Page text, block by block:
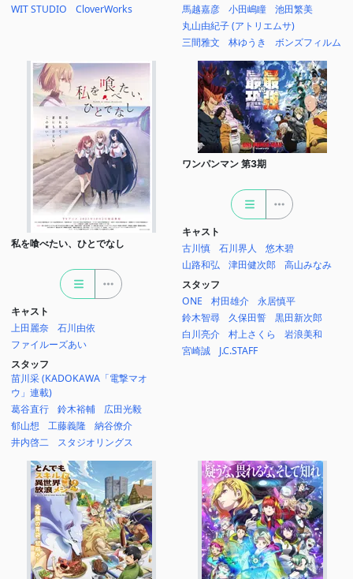
WIT STUDIO
CloverWorks
馬越嘉彦
小田嶋瞳
池田繁美
丸山由紀子 (アトリエムサ)
三間雅文
林ゆうき ボンズフィルム
私を喰べたい、ひとでなし
キャスト
上田麗奈
石川由依
ファイルーズあい
スタッフ
苗川采 (KADOKAWA「電撃マオ
ウ」連載)
葛谷直行
鈴木裕輔
広田光毅
郁山想
工藤義隆
納谷僚介
井内啓二
スタジオリングス
ワンパンマン 第3期
キャスト
古川慎
石川界人
悠木碧
山路和弘
津田健次郎
高山みなみ
スタッフ
ONE
村田雄介
永居慎平
鈴木智尋
久保田誓
黒田新次郎
白川亮介
村上さくら
岩浪美和
宮崎誠
J.C.STAFF